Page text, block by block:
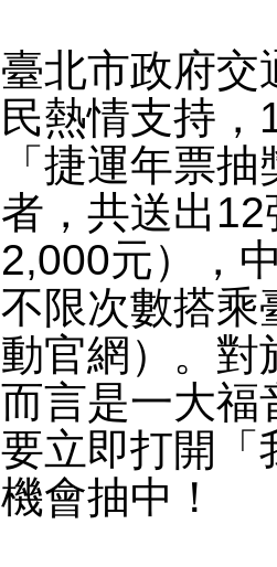
臺北市政府交
民熱情支持
「捷運年票
者，共送出
2,000元），
不限次數搭乘
動官網）。對
而言是一大福
要立即打開「
機會抽中！